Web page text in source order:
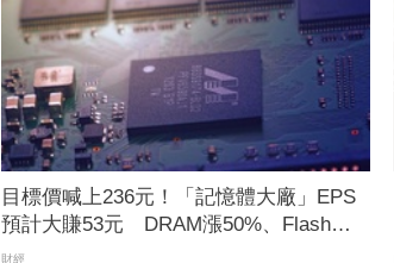
目標價喊上236元！「記憶體大廠」EPS
預計大賺53元 DRAM漲50%、Flash漲
30%獲利大增
財經